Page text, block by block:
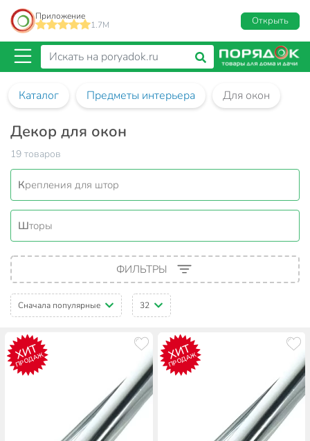
Приложение
1.7M
Открыть
Каталог Предметы интерьера Для окон
Декор для окон
19 товаров
Крепления для штор
Шторы
ФИЛЬТРЫ
Сначала популярные 32
ХИТ
ПРОДАЖ ХИТ
ПРОДАЖ